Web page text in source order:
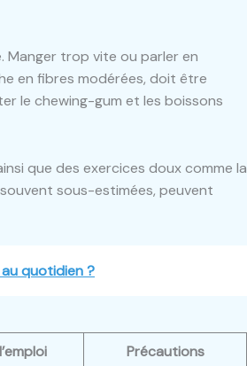
Manger trop vite ou parler en
en fibres modérées, doit être
le chewing-gum et les boissons
que des exercices doux comme la
sous-estimées, peuvent
quotidien ?
Précautions